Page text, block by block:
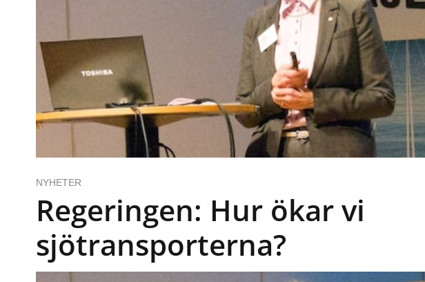
NYHETER
Regeringen: Hur ökar vi
sjötransporterna?